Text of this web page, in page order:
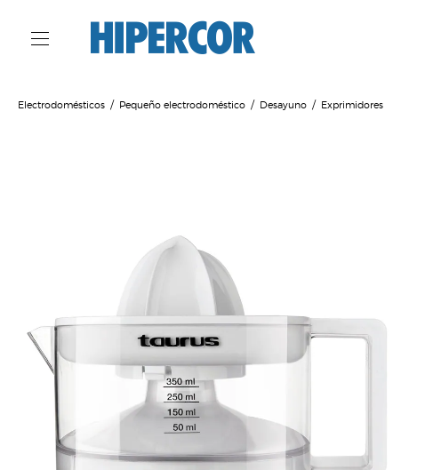
Electrodomésticos Pequeño electrodoméstico Desayuno Exprimidores